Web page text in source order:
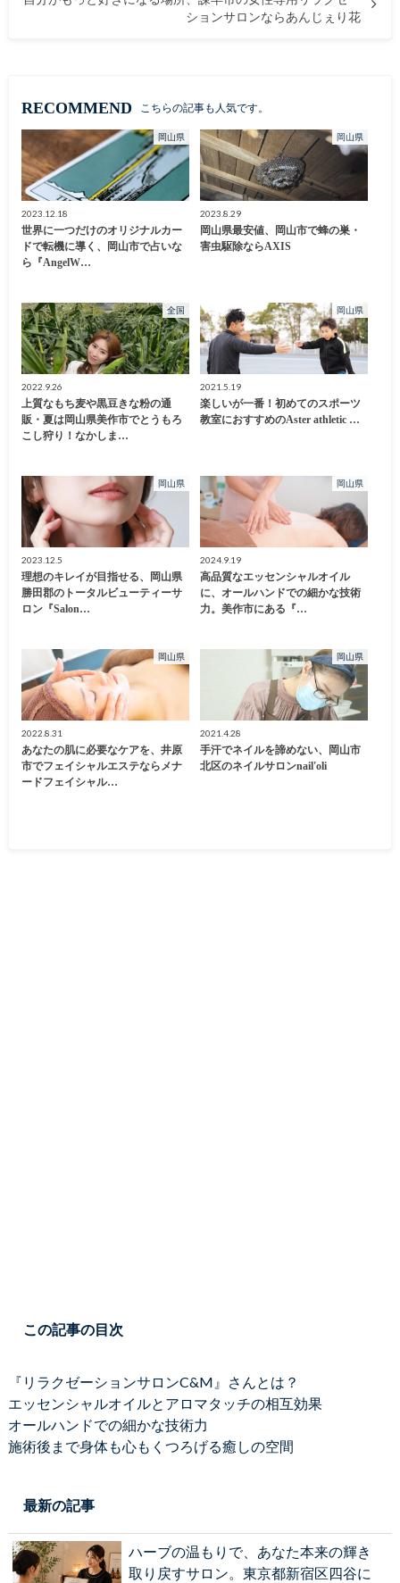
ションサロンならあんじぇり花
RECOMMEND こちらの記事も人気です。
岡山県
2023.12.18
世界に一つだけのオリジナルカー
ドで転機に導く、岡山市で占いな
ら『AngelW…
岡山県
2023.8.29
岡山県最安値、岡山市で蜂の巣・
害虫駆除ならAXIS
全国
2022.9.26
上質なもち麦や黒豆きな粉の通
販・夏は岡山県美作市でとうもろ
こし狩り！なかしま…
岡山県
2021.5.19
楽しいが一番！初めてのスポーツ
教室におすすめのAster athletic …
岡山県
2023.12.5
理想のキレイが目指せる、岡山県
勝田郡のトータルビューティーサ
ロン『Salon…
岡山県
2024.9.19
高品質なエッセンシャルオイル
に、オールハンドでの細かな技術
力。美作市にある『…
岡山県
2022.8.31
あなたの肌に必要なケアを、井原
市でフェイシャルエステならメナ
ードフェイシャル…
岡山県
2021.4.28
手汗でネイルを諦めない、岡山市
北区のネイルサロンnail'oli
この記事の目次
『リラクゼーションサロンC&M』さんとは？
エッセンシャルオイルとアロマタッチの相互効果
オールハンドでの細かな技術力
施術後まで身体も心もくつろげる癒しの空間
最新の記事
ハーブの温もりで、あなた本来の輝き
取り戻すサロン。東京都新宿区四谷に